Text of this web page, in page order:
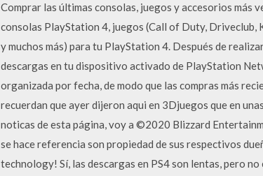
Comprar las últimas consolas, juegos y accesorios más
consolas PlayStation 4, juegos (Call of Duty, Driveclub,
y muchos más) para tu PlayStation 4. Después de
descargas en tu dispositivo activado de PlayStation
organizada por fecha, de modo que las compras más
recuerdan que ayer dijeron aqui en 3Djuegos que en
noticas de esta página, voy a ©2020 Blizzard
se hace referencia son propiedad de sus respectivos
technology! Sí, las descargas en PS4 son lentas, pero